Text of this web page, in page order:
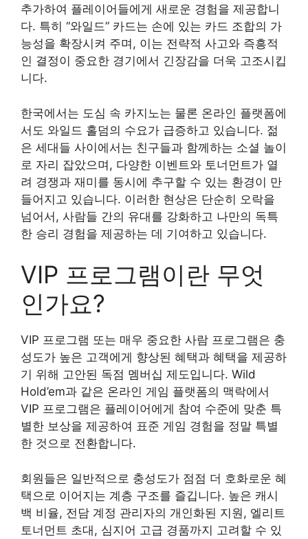
추가하여 플레이어들에게 새로운 경험을 제공합니
다. 특히 “와일드” 카드는 손에 있는 카드 조합의 가
능성을 확장시켜 주며, 이는 전략적 사고와 즉흥적
인 결정이 중요한 경기에서 긴장감을 더욱 고조시킵
니다.
한국에서는 도심 속 카지노는 물론 온라인 플랫폼에
서도 와일드 홀덤의 수요가 급증하고 있습니다. 젊
은 세대들 사이에서는 친구들과 함께하는 소셜 놀이
로 자리 잡았으며, 다양한 이벤트와 토너먼트가 열
려 경쟁과 재미를 동시에 추구할 수 있는 환경이 만
들어지고 있습니다. 이러한 현상은 단순히 오락을
넘어서, 사람들 간의 유대를 강화하고 나만의 독특
한 승리 경험을 제공하는 데 기여하고 있습니다.
VIP 프로그램이란 무엇
인가요?
VIP 프로그램 또는 매우 중요한 사람 프로그램은 충
성도가 높은 고객에게 향상된 혜택과 혜택을 제공하
기 위해 고안된 독점 멤버십 제도입니다. Wild
Hold’em과 같은 온라인 게임 플랫폼의 맥락에서
VIP 프로그램은 플레이어에게 참여 수준에 맞춘 특
별한 보상을 제공하여 표준 게임 경험을 정말 특별
한 것으로 전환합니다.
회원들은 일반적으로 충성도가 점점 더 호화로운 혜
택으로 이어지는 계층 구조를 즐깁니다. 높은 캐시
백 비율, 전담 계정 관리자의 개인화된 지원, 엘리트
토너먼트 초대, 심지어 고급 경품까지 고려할 수 있